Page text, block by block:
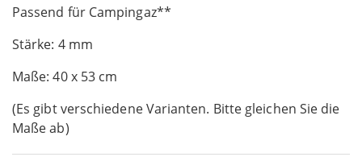
Passend für Campingaz**
Stärke: 4 mm
Maße: 40 x 53 cm
(Es gibt verschiedene Varianten. Bitte gleichen Sie die
Maße ab)
beginning
the
images
gallery